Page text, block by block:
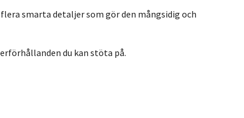
smarta detaljer som gör den mångsidig och
du kan stöta på.